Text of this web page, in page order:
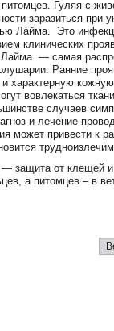
Гуляя с
заразиться при
Ла́йма. Это
клинических
— самая
Ранние
и характерную
вовлекаться
случаев
и лечение
может привести к
защита от клещей
а питомцев – в